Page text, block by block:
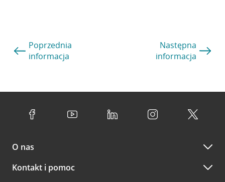
Poprzednia
informacja
Następna
informacja
O nas
Kontakt i pomoc